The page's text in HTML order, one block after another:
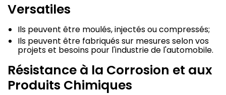
Versatiles
Ils peuvent être moulés, injectés ou compressés;
Ils peuvent être fabriqués sur mesures selon vos
projets et besoins pour l'industrie de l'automobile.
Résistance à la Corrosion et aux
Produits Chimiques